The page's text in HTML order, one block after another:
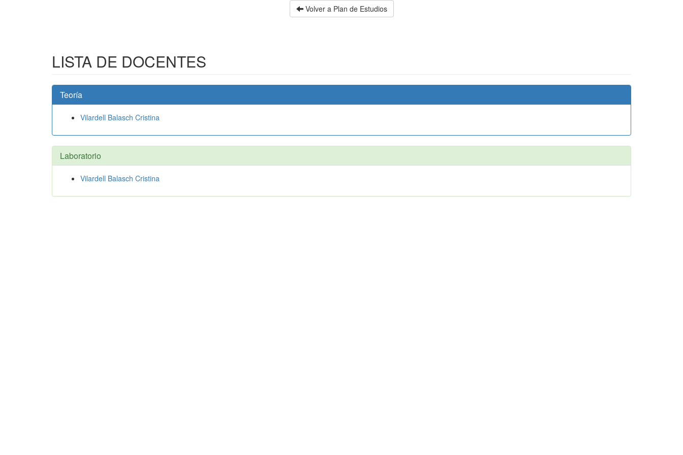
Volver a Plan de Estudios
LISTA DE DOCENTES
Teoría
Vilardell Balasch Cristina
Laboratorio
Vilardell Balasch Cristina